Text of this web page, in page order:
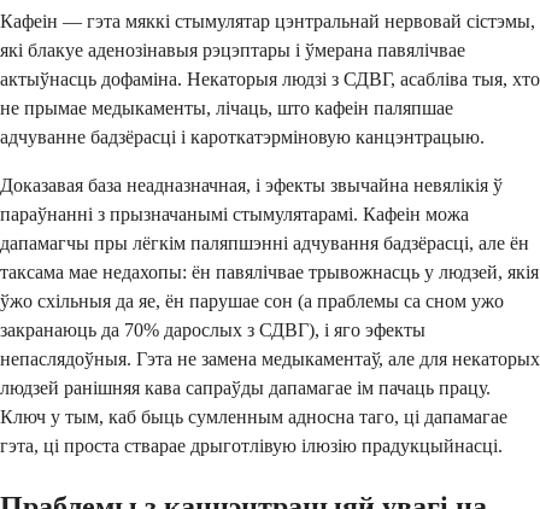
Кафеін — гэта мяккі стымулятар цэнтральнай нервовай сістэмы,
які блакуе аденозінавыя рэцэптары і ўмерана павялічвае
актыўнасць дофаміна. Некаторыя людзі з СДВГ, асабліва тыя, хто
не прымае медыкаменты, лічаць, што кафеін паляпшае
адчуванне бадзёрасці і кароткатэрміновую канцэнтрацыю.
Доказавая база неадназначная, і эфекты звычайна невялікія ў
параўнанні з прызначанымі стымулятарамі. Кафеін можа
дапамагчы пры лёгкім паляпшэнні адчування бадзёрасці, але ён
таксама мае недахопы: ён павялічвае трывожнасць у людзей, якія
ўжо схільныя да яе, ён парушае сон (а праблемы са сном ужо
закранаюць да 70% дарослых з СДВГ), і яго эфекты
непаслядоўныя. Гэта не замена медыкаментаў, але для некаторых
людзей ранішняя кава сапраўды дапамагае ім пачаць працу.
Ключ у тым, каб быць сумленным адносна таго, ці дапамагае
гэта, ці проста стварае дрыготлівую ілюзію прадукцыйнасці.